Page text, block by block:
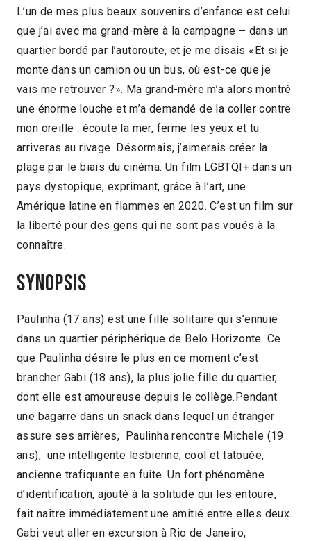
L’un de mes plus beaux souvenirs d’enfance est celui
que j’ai avec ma grand-mère à la campagne – dans un
quartier bordé par l’autoroute, et je me disais «Et si je
monte dans un camion ou un bus, où est-ce que je
vais me retrouver ?». Ma grand-mère m’a alors montré
une énorme louche et m’a demandé de la coller contre
mon oreille : écoute la mer, ferme les yeux et tu
arriveras au rivage. Désormais, j’aimerais créer la
plage par le biais du cinéma. Un film LGBTQI+ dans un
pays dystopique, exprimant, grâce à l’art, une
Amérique latine en flammes en 2020. C’est un film sur
la liberté pour des gens qui ne sont pas voués à la
connaître.
Synopsis
Paulinha (17 ans) est une fille solitaire qui s’ennuie
dans un quartier périphérique de Belo Horizonte. Ce
que Paulinha désire le plus en ce moment c’est
brancher Gabi (18 ans), la plus jolie fille du quartier,
dont elle est amoureuse depuis le collège.Pendant
une bagarre dans un snack dans lequel un étranger
assure ses arrières, Paulinha rencontre Michele (19
ans), une intelligente lesbienne, cool et tatouée,
ancienne trafiquante en fuite. Un fort phénomène
d’identification, ajouté à la solitude qui les entoure,
fait naître immédiatement une amitié entre elles deux.
Gabi veut aller en excursion à Rio de Janeiro,